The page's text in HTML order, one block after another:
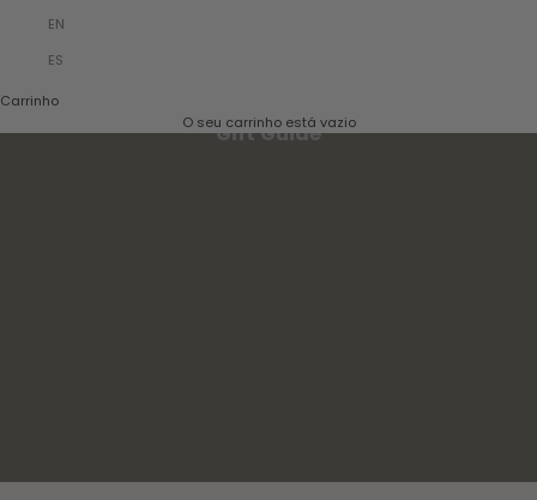
EN
ES
Carrinho
O seu carrinho está vazio
Gift Guide